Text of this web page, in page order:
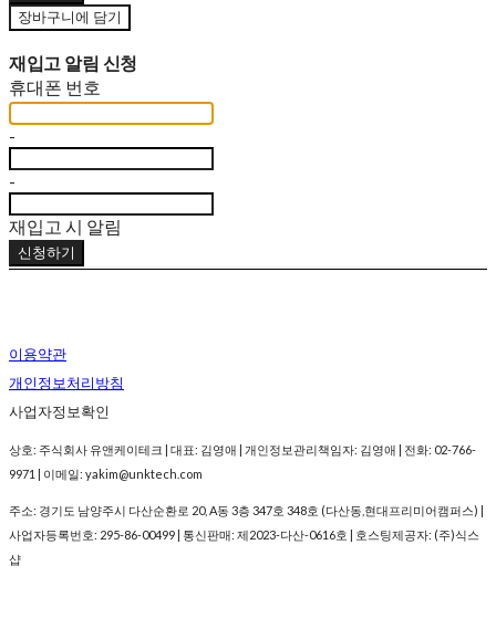
장바구니에 담기
재입고 알림 신청
휴대폰 번호
-
-
재입고 시 알림
신청하기
이용약관
개인정보처리방침
사업자정보확인
상호: 주식회사 유앤케이테크 | 대표: 김영애 | 개인정보관리책임자: 김영애 | 전화: 02-766-
9971 | 이메일: yakim@unktech.com
주소: 경기도 남양주시 다산순환로 20, A동 3층 347호 348호 (다산동,현대프리미어캠퍼스) |
사업자등록번호: 295-86-00499 | 통신판매: 제2023-다산-0616호 | 호스팅제공자: (주)식스
샵